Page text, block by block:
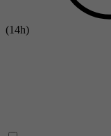
(14h)